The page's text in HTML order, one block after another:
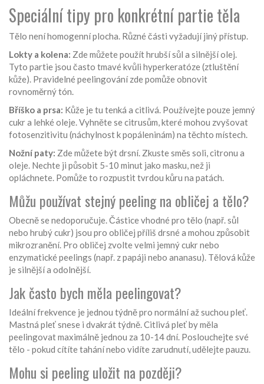
Speciální tipy pro konkrétní partie těla
Tělo není homogenní plocha. Různé části vyžadují jiný přístup.
Lokty a kolena: Zde můžete použít hrubší sůl a silnější olej.
Tyto partie jsou často tmavé kvůli hyperkeratóze (ztluštění
kůže). Pravidelné peelingování zde pomůže obnovit
rovnoměrný tón.
Bříško a prsa: Kůže je tu tenká a citlivá. Používejte pouze jemný
cukr a lehké oleje. Vyhněte se citrusům, které mohou zvyšovat
fotosenzitivitu (náchylnost k popáleninám) na těchto místech.
Nožní paty: Zde můžete být drsní. Zkuste směs soli, citronu a
oleje. Nechte ji působit 5-10 minut jako masku, než ji
opláchnete. Pomůže to rozpustit tvrdou kůru na patách.
Můžu používat stejný peeling na obličej a tělo?
Obecně se nedoporučuje. Částice vhodné pro tělo (např. sůl
nebo hrubý cukr) jsou pro obličej příliš drsné a mohou způsobit
mikrozranění. Pro obličej zvolte velmi jemný cukr nebo
enzymatické peelings (např. z papáji nebo ananasu). Tělová kůže
je silnější a odolnější.
Jak často bych měla peelingovat?
Ideální frekvence je jednou týdně pro normální až suchou pleť.
Mastná pleť snese i dvakrát týdně. Citlivá pleť by měla
peelingovat maximálně jednou za 10-14 dní. Poslouchejte své
tělo - pokud cítíte tahání nebo vidíte zarudnutí, udělejte pauzu.
Mohu si peeling uložit na později?